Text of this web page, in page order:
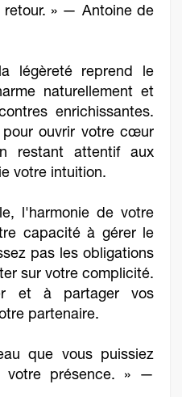
» — Antoine de
légèreté reprend le
naturellement et
enrichissantes.
ouvrir votre cœur
restant attentif aux
votre intuition.
l'harmonie de votre
capacité à gérer le
pas les obligations
sur votre complicité.
et à partager vos
partenaire.
que vous puissiez
votre présence. » —